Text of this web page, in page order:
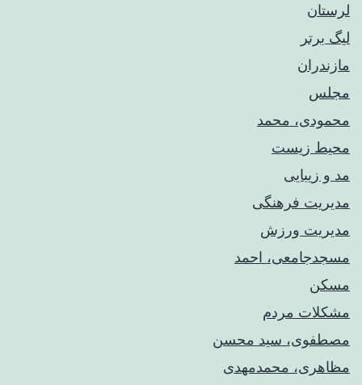
لرستان
لیگ برتر
مازندران
مجلس
محمودی، محمد
محیط زیست
مد و زیبایی
مدیریت فرهنگی
مدیریت ورزش
مسجدجامعی، احمد
مسکن
مشکلات مردم
مصطفوی، سید محسن
مظاهری، محمدمهدی